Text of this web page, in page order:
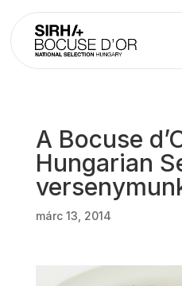
A Bocuse
Hungarian
márc 13, 2014